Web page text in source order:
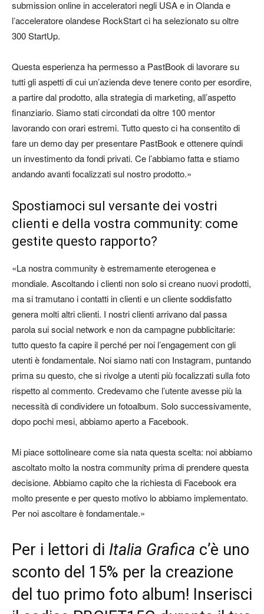
submission online in acceleratori negli USA e in Olanda e
l’acceleratore olandese RockStart ci ha selezionato su oltre
300 StartUp.
Questa esperienza ha permesso a PastBook di lavorare su
tutti gli aspetti di cui un’azienda deve tenere conto per esordire,
a partire dal prodotto, alla strategia di marketing, all’aspetto
finanziario. Siamo stati circondati da oltre 100 mentor
lavorando con orari estremi. Tutto questo ci ha consentito di
fare un demo day per presentare PastBook e ottenere quindi
un investimento da fondi privati. Ce l’abbiamo fatta e stiamo
andando avanti focalizzati sul nostro prodotto.»
Spostiamoci sul versante dei vostri
clienti e della vostra community: come
gestite questo rapporto?
«La nostra community è estremamente eterogenea e
mondiale. Ascoltando i clienti non solo si creano nuovi prodotti,
ma si tramutano i contatti in clienti e un cliente soddisfatto
genera molti altri clienti. I nostri clienti arrivano dal passa
parola sui social network e non da campagne pubblicitarie:
tutto questo fa capire il perché per noi l’engagement con gli
utenti è fondamentale. Noi siamo nati con Instagram, puntando
prima su questo, che si rivolge a utenti più focalizzati sulla foto
rispetto al commento. Credevamo che l’utente avesse più la
necessità di condividere un fotoalbum. Solo successivamente,
dopo pochi mesi, abbiamo aperto a Facebook.
Mi piace sottolineare come sia nata questa scelta: noi abbiamo
ascoltato molto la nostra community prima di prendere questa
decisione. Abbiamo capito che la richiesta di Facebook era
molto presente e per questo motivo lo abbiamo implementato.
Per noi ascoltare è fondamentale.»
Per i lettori di Italia Grafica c’è uno
sconto del 15% per la creazione
del tuo primo foto album! Inserisci